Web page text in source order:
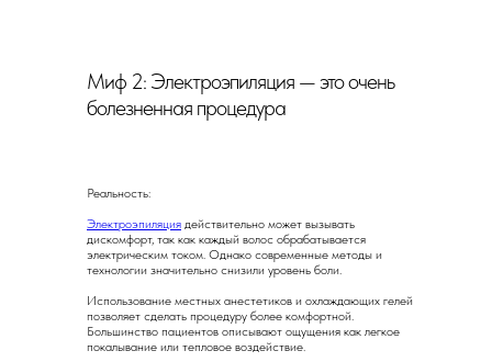
Миф 2: Электроэпиляция — это очень
болезненная процедура
Реальность:
Электроэпиляция действительно может вызывать
дискомфорт, так как каждый волос обрабатывается
электрическим током. Однако современные методы и
технологии значительно снизили уровень боли.
Использование местных анестетиков и охлаждающих гелей
позволяет сделать процедуру более комфортной.
Большинство пациентов описывают ощущения как легкое
покалывание или тепловое воздействие.
Самый проверенный и безопасный метод удаления
#безбо#безболезненнолезнено
При правильной подготовке к
процедуре по нашим рекомендациям